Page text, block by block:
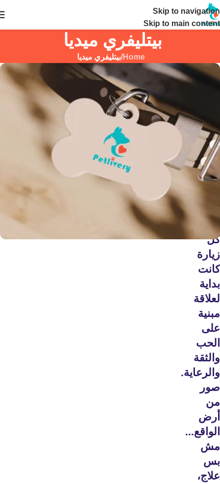
Skip to navigation
Skip to main content
بيتليفري ميديا
Home
/بيتليفري ميديا
وجوه
بتحكي
لحظات
صادقة
جمعت
بين
دكاترتنا،
الحيوانات
الأليفة،
وأصحابهم.
كل
زيارة
كانت
بداية
لعلاقة
مبنية
على
الحب
والثقة
والرعاية.
صور
من
أرض
الواقع...
مش
بس
علاج،